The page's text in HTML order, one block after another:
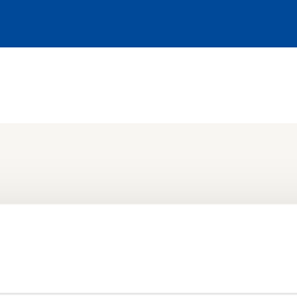
bij Verkroost
ze de offerte naartoe moeten